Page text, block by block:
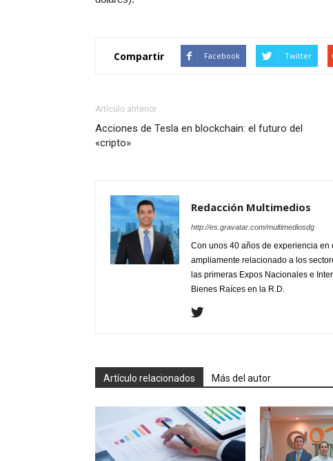
Compartir Facebook Twitter
Artículo anterior
Acciones de Tesla en blockchain: el futuro del
«cripto»
Redacción Multimedios
http://es.gravatar.com/multimediosdg
Con unos 40 años de experiencia
ampliamente relacionado a los
las primeras Expos Nacionales e
Bienes Raíces en la R.D.
Artículo relacionados Más del autor